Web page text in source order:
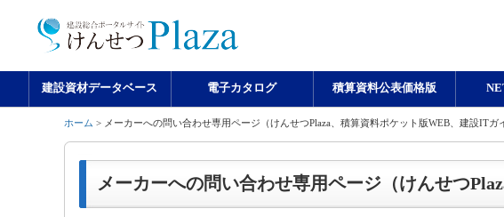
建設資材データベース 電子カタログ 積算資料公表価格版
ホーム > メーカーへの問い合わせ専用ページ（けんせつPlaza、積算資料ポケット版WEB、建設ITガ
メーカーへの問い合わせ専用ページ（けんせつ